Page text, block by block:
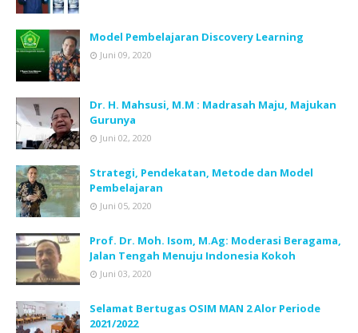
Model Pembelajaran Discovery Learning
Juni 09, 2020
Dr. H. Mahsusi, M.M : Madrasah Maju, Majukan
Gurunya
Juni 02, 2020
Strategi, Pendekatan, Metode dan Model
Pembelajaran
Juni 05, 2020
Prof. Dr. Moh. Isom, M.Ag: Moderasi Beragama,
Jalan Tengah Menuju Indonesia Kokoh
Juni 03, 2020
Selamat Bertugas OSIM MAN 2 Alor Periode
2021/2022